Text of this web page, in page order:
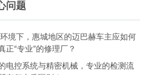
问题
境下，惠城地区的迈巴赫车主应如何
正“专业”的修理厂？
电控系统与精密机械，专业的检测流
奔驰威霆专修经验扎实的机修店推荐与